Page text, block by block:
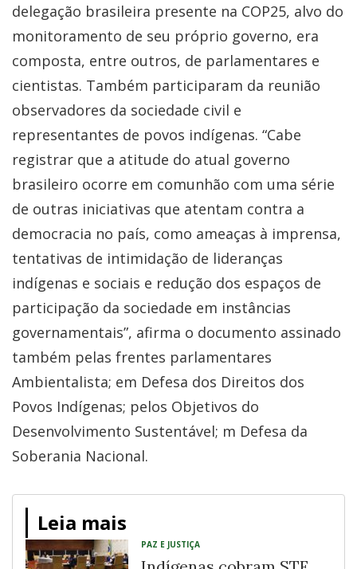
delegação brasileira presente na COP25, alvo do
monitoramento de seu próprio governo, era
composta, entre outros, de parlamentares e
cientistas. Também participaram da reunião
observadores da sociedade civil e
representantes de povos indígenas. “Cabe
registrar que a atitude do atual governo
brasileiro ocorre em comunhão com uma série
de outras iniciativas que atentam contra a
democracia no país, como ameaças à imprensa,
tentativas de intimidação de lideranças
indígenas e sociais e redução dos espaços de
participação da sociedade em instâncias
governamentais”, afirma o documento assinado
também pelas frentes parlamentares
Ambientalista; em Defesa dos Direitos dos
Povos Indígenas; pelos Objetivos do
Desenvolvimento Sustentável; m Defesa da
Soberania Nacional.
Leia mais
PAZ E JUSTIÇA